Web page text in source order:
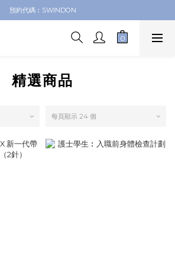
德信醫療 網上商店
預約代碼︰SWINDON
精選商品
每頁顯示 24 個